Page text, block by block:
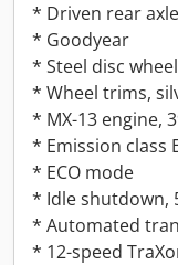
* Driven rear
* Goodyear
* Steel disc
* Wheel trims,
* MX-13 engine,
* Emission class
* ECO mode
* Idle shutdown,
* Automated
* 12-speed